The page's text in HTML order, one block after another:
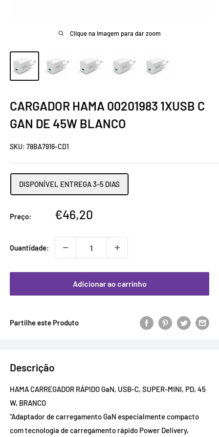
Clique na imagem para dar zoom
CARGADOR HAMA 00201983 1XUSB C
GAN DE 45W BLANCO
SKU: 78BA7916-CD1
DISPONÍVEL ENTREGA 3-5 DIAS
Preço:
Preço
€46,20
Quantidade:
Adicionar ao carrinho
Partilhe este Produto
Descrição
HAMA CARREGADOR RÁPIDO GaN, USB-C, SUPER-MINI, PD, 45
W, BRANCO
"Adaptador de carregamento GaN especialmente compacto
com tecnologia de carregamento rápido Power Delivery,